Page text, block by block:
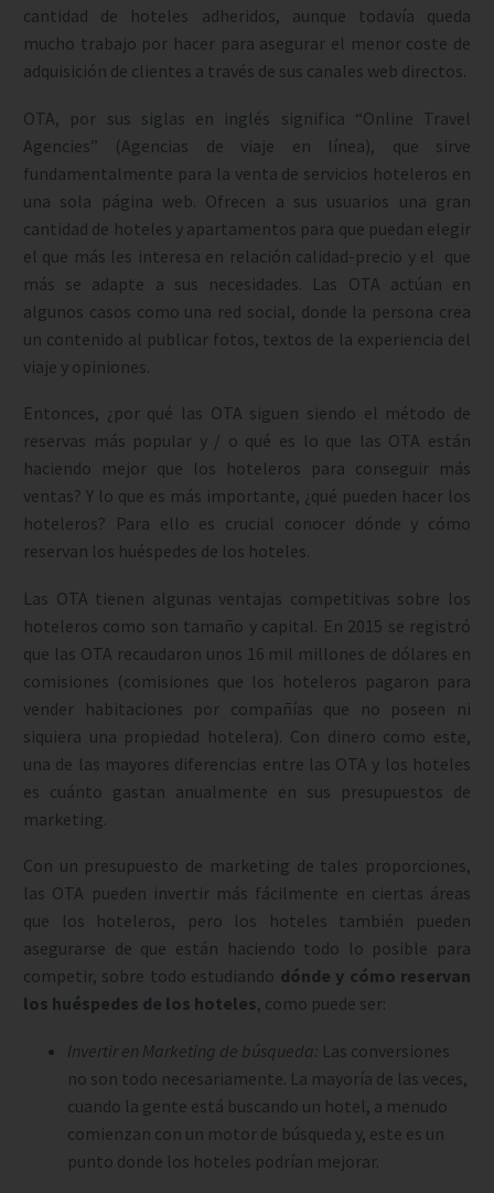
cantidad de hoteles adheridos, aunque todavía queda
mucho trabajo por hacer para asegurar el menor coste de
adquisición de clientes a través de sus canales web directos.
OTA, por sus siglas en inglés significa “Online Travel
Agencies” (Agencias de viaje en línea), que sirve
fundamentalmente para la venta de servicios hoteleros en
una sola página web. Ofrecen a sus usuarios una gran
cantidad de hoteles y apartamentos para que puedan elegir
el que más les interesa en relación calidad-precio y el que
más se adapte a sus necesidades. Las OTA actúan en
algunos casos como una red social, donde la persona crea
un contenido al publicar fotos, textos de la experiencia del
viaje y opiniones.
Entonces, ¿por qué las OTA siguen siendo el método de
reservas más popular y / o qué es lo que las OTA están
haciendo mejor que los hoteleros para conseguir más
ventas? Y lo que es más importante, ¿qué pueden hacer los
hoteleros? Para ello es crucial conocer dónde y cómo
reservan los huéspedes de los hoteles.
Las OTA tienen algunas ventajas competitivas sobre los
hoteleros como son tamaño y capital. En 2015 se registró
que las OTA recaudaron unos 16 mil millones de dólares en
comisiones (comisiones que los hoteleros pagaron para
vender habitaciones por compañías que no poseen ni
siquiera una propiedad hotelera). Con dinero como este,
una de las mayores diferencias entre las OTA y los hoteles
es cuánto gastan anualmente en sus presupuestos de
marketing.
Con un presupuesto de marketing de tales proporciones,
las OTA pueden invertir más fácilmente en ciertas áreas
que los hoteleros, pero los hoteles también pueden
asegurarse de que están haciendo todo lo posible para
competir, sobre todo estudiando dónde y cómo reservan
los huéspedes de los hoteles, como puede ser:
Invertir en Marketing de búsqueda: Las conversiones
no son todo necesariamente. La mayoría de las veces,
cuando la gente está buscando un hotel, a menudo
comienzan con un motor de búsqueda y, este es un
punto donde los hoteles podrían mejorar.